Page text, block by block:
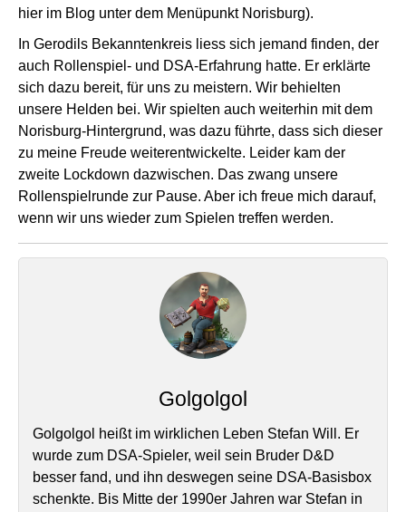
hier im Blog unter dem Menüpunkt Norisburg).
In Gerodils Bekanntenkreis liess sich jemand finden, der
auch Rollenspiel- und DSA-Erfahrung hatte. Er erklärte
sich dazu bereit, für uns zu meistern. Wir behielten
unsere Helden bei. Wir spielten auch weiterhin mit dem
Norisburg-Hintergrund, was dazu führte, dass sich dieser
zu meine Freude weiterentwickelte. Leider kam der
zweite Lockdown dazwischen. Das zwang unsere
Rollenspielrunde zur Pause. Aber ich freue mich darauf,
wenn wir uns wieder zum Spielen treffen werden.
Golgolgol
Golgolgol heißt im wirklichen Leben Stefan Will. Er
wurde zum DSA-Spieler, weil sein Bruder D&D
besser fand, und ihn deswegen seine DSA-Basisbox
schenkte. Bis Mitte der 1990er Jahren war Stefan in